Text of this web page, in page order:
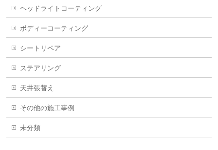
ヘッドライトコーティング
ボディーコーティング
シートリペア
ステアリング
天井張替え
その他の施工事例
未分類